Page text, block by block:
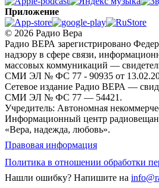
Приложение
© 2026 Радио Вера
Радио ВЕРА зарегистрировано
надзору в сфере связи,
массовых коммуникаций —
СМИ ЭЛ № ФС 77 - 90935 от
Сетевое издание Радио ВЕРА —
СМИ ЭЛ № ФС 77 — 54421.
Учредитель: Автономная
Информационный центр
«Вера, надежда, любовь».
Правовая информация
Политика в отношении обработки
Нашли ошибку? Напишите на